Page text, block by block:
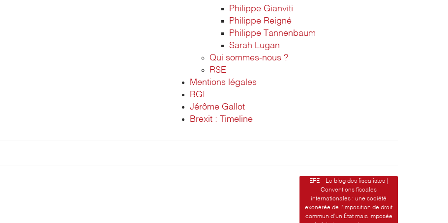
Philippe Gianviti
Philippe Reigné
Philippe Tannenbaum
Sarah Lugan
Qui sommes-nous ?
RSE
Mentions légales
BGI
Jérôme Gallot
Brexit : Timeline
EFE – Le blog des fiscalistes |
Conventions fiscales
internationales : une société
exonérée de l’imposition de droit
commun d’un État mais imposée